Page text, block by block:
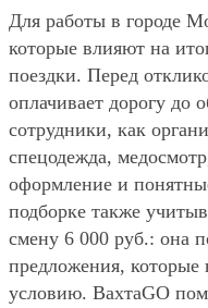
Для работы в городе
которые влияют на
поездки. Перед
оплачивает дорогу до
сотрудники, как
спецодежда,
оформление и
подборке также
смену 6 000 руб.: она
предложения, которые
условию. ВахтаGO